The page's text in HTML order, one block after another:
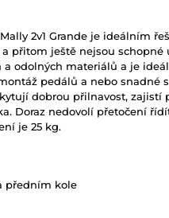
2v1 Grande je ideálním
přitom ještě nejsou schopné
odolných materiálů a je
pedálů a nebo snadné
dobrou přilnavost, zajistí
Doraz nedovolí přetočení
je 25 kg.
předním kole